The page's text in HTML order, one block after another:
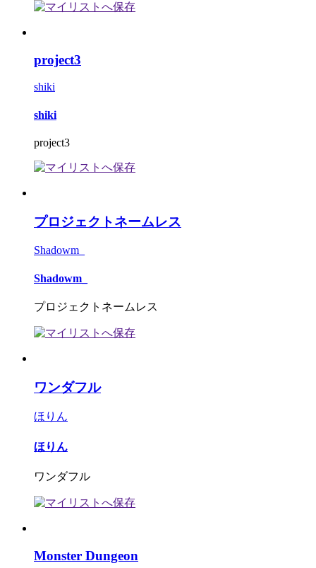
project3
shiki
shiki
project3
プロジェクトネームレス
Shadowm_
Shadowm_
プロジェクトネームレス
ワンダフル
ほりん
ほりん
ワンダフル
Monster Dungeon